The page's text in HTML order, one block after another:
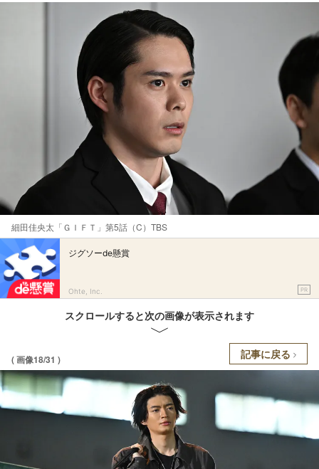
細田佳央太「ＧＩＦＴ」第5話（C）TBS
ジグソーde懸賞
Ohte, Inc. PR
スクロールすると次の画像が表示されます
( 画像18/31 ) 記事に戻る